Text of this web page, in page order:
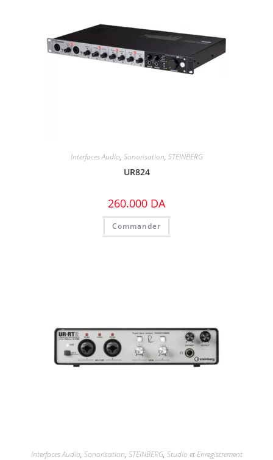
Interfaces Audio, Sonorisation, STEINBERG
UR824
260.000 DA
Commander
Interfaces Audio, Sonorisation, STEINBERG, Studio et Enregistrement